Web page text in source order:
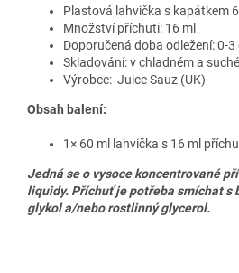
Plastová lahvička s kapátkem
Množství příchuti: 16 ml
Doporučená doba odležení: 0-3
Skladování: v chladném a
Výrobce: Juice Sauz (UK)
Obsah balení:
1× 60 ml lahvička s 16 ml
Jedná se o vysoce koncentrované
liquidy. Příchuť je potřeba smíchat s
glykol a/nebo rostlinný glycerol.